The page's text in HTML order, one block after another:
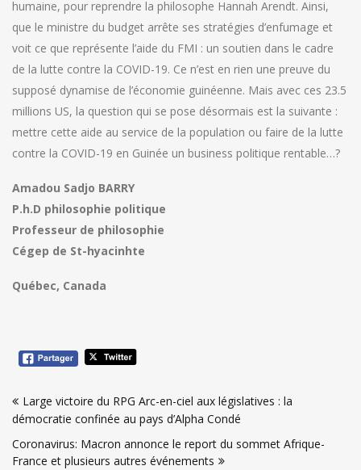
humaine, pour reprendre la philosophe Hannah Arendt. Ainsi,
que le ministre du budget arrête ses stratégies d’enfumage et
voit ce que représente l’aide du FMI : un soutien dans le cadre
de la lutte contre la COVID-19. Ce n’est en rien une preuve du
supposé dynamise de l’économie guinéenne. Mais avec ces 23.5
millions US, la question qui se pose désormais est la suivante :
mettre cette aide au service de la population ou faire de la lutte
contre la COVID-19 en Guinée un business politique rentable…?
Amadou Sadjo BARRY
P.h.D philosophie politique
Professeur de philosophie
Cégep de St-hyacinhte
Québec, Canada
de
l’article
Large victoire du RPG Arc-en-ciel aux législatives : la
démocratie confinée au pays d’Alpha Condé
Coronavirus: Macron annonce le report du sommet Afrique-
France et plusieurs autres événements